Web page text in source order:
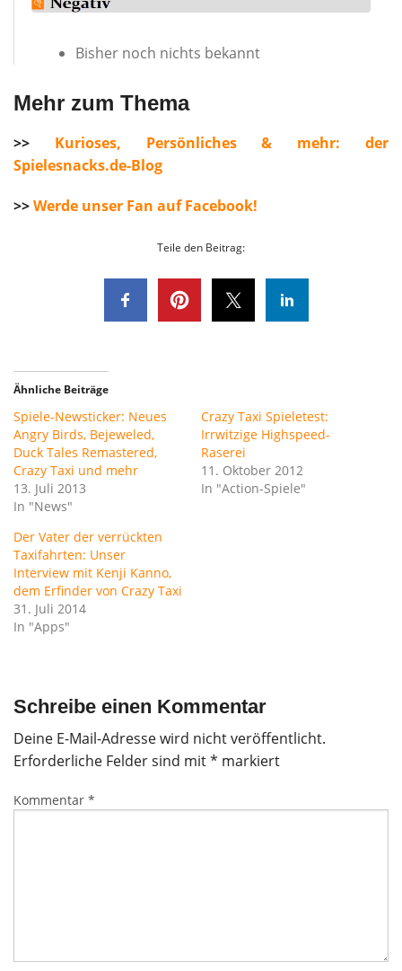
Bisher noch nichts bekannt
Mehr zum Thema
>> Kurioses, Persönliches & mehr: der
Spielesnacks.de-Blog
>>Werde unser Fan auf Facebook!
Teile den Beitrag:
Ähnliche Beiträge
Spiele-Newsticker: Neues
Angry Birds, Bejeweled,
Duck Tales Remastered,
Crazy Taxi und mehr
13. Juli 2013
In "News"
Crazy Taxi Spieletest:
Irrwitzige Highspeed-
Raserei
11. Oktober 2012
In "Action-Spiele"
Der Vater der verrückten
Taxifahrten: Unser
Interview mit Kenji Kanno,
dem Erfinder von Crazy Taxi
31. Juli 2014
In "Apps"
Schreibe einen Kommentar
Deine E-Mail-Adresse wird nicht veröffentlicht.
Erforderliche Felder sind mit* markiert
Kommentar *